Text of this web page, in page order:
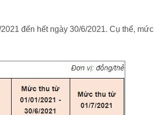
đến hết ngày 30/6/2021. Cụ thể, mức